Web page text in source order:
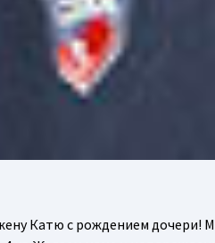
Катю с рождением дочери!